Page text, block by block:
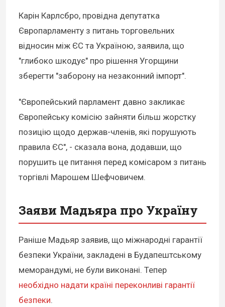
Карін Карлсбро, провідна депутатка
Європарламенту з питань торговельних
відносин між ЄС та Україною, заявила, що
"глибоко шкодує" про рішення Угорщини
зберегти "заборону на незаконний імпорт".
"Європейський парламент давно закликає
Європейську комісію зайняти більш жорстку
позицію щодо держав-членів, які порушують
правила ЄС", - сказала вона, додавши, що
порушить це питання перед комісаром з питань
торгівлі Марошем Шефчовичем.
Заяви Мадьяра про Україну
Раніше Мадьяр заявив, що міжнародні гарантії
безпеки України, закладені в Будапештському
меморандумі, не були виконані. Тепер
необхідно надати країні переконливі гарантії
безпеки.